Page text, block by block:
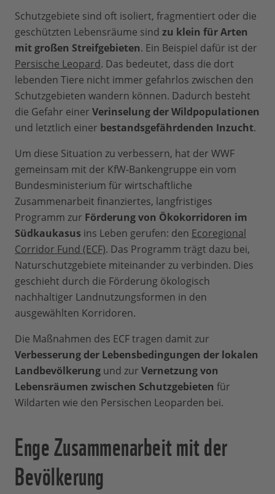
Schutzgebiete sind oft isoliert, fragmentiert oder die
geschützten Lebensräume sind zu klein für Arten
mit großen Streifgebieten. Ein Beispiel dafür ist der
Persische Leopard. Das bedeutet, dass die dort
lebenden Tiere nicht immer gefahrlos zwischen den
Schutzgebieten wandern können. Dadurch besteht
die Gefahr einer Verinselung der Wildpopulationen
und letztlich einer bestandsgefährdenden Inzucht.
Um diese Situation zu verbessern, hat der WWF
gemeinsam mit der KfW-Bankengruppe ein vom
Bundesministerium für wirtschaftliche
Zusammenarbeit finanziertes, langfristiges
Programm zur Förderung von Ökokorridoren im
Südkaukasus ins Leben gerufen: den Ecoregional
Corridor Fund (ECF). Das Programm trägt dazu bei,
Naturschutzgebiete miteinander zu verbinden. Dies
geschieht durch die Förderung ökologisch
nachhaltiger Landnutzungsformen in den
ausgewählten Korridoren.
Die Maßnahmen des ECF tragen damit zur
Verbesserung der Lebensbedingungen der lokalen
Landbevölkerung und zur Vernetzung von
Lebensräumen zwischen Schutzgebieten für
Wildarten wie den Persischen Leoparden bei.
Enge Zusammenarbeit mit der
Bevölkerung